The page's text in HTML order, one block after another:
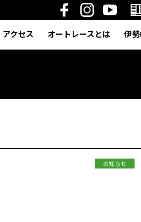
アクセス オートレースとは 伊
お知らせ